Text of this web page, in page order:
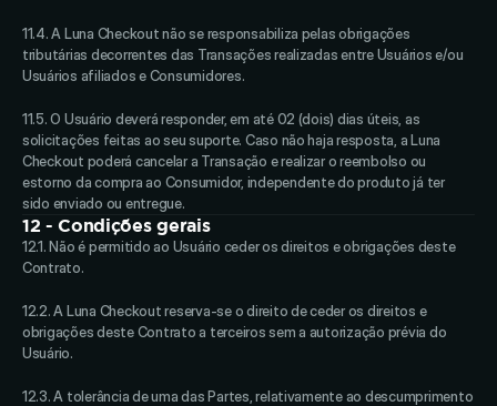
11.4. A Luna Checkout não se responsabiliza pelas obrigações
tributárias decorrentes das Transações realizadas entre Usuários e/ou
Usuários afiliados e Consumidores.
11.5. O Usuário deverá responder, em até 02 (dois) dias úteis, as
solicitações feitas ao seu suporte. Caso não haja resposta, a Luna
Checkout poderá cancelar a Transação e realizar o reembolso ou
estorno da compra ao Consumidor, independente do produto já ter
sido enviado ou entregue.
12 - Condições gerais
12.1. Não é permitido ao Usuário ceder os direitos e obrigações deste
Contrato.
12.2. A Luna Checkout reserva-se o direito de ceder os direitos e
obrigações deste Contrato a terceiros sem a autorização prévia do
Usuário.
12.3. A tolerância de uma das Partes, relativamente ao descumprimento